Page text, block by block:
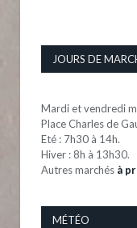
JOURS DE
Mardi et vendredi
Place Charles de
Eté : 7h30 à 14h.
Hiver : 8h à 13h30.
Autres marchés à
MÉTÉO